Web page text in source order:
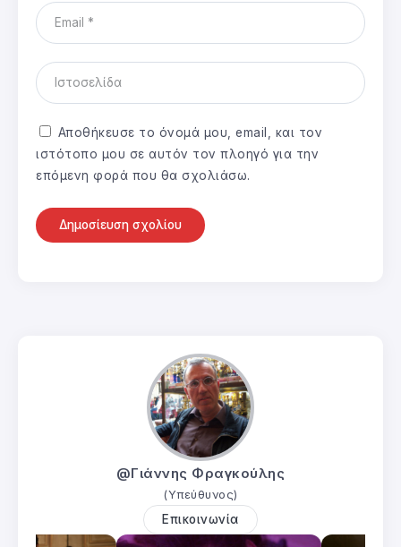
Αποθήκευσε το όνομά μου, email, και τον
ιστότοπο μου σε αυτόν τον πλοηγό για την
επόμενη φορά που θα σχολιάσω.
@Γιάννης Φραγκούλης
(Υπεύθυνος)
Επικοινωνία